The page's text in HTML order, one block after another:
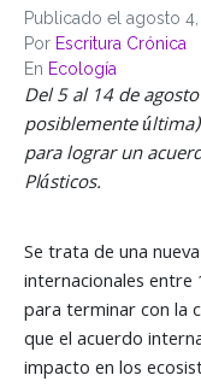
Publicado el agosto
Por Escritura Crónica
En Ecología
Del 5 al 14 de
posiblemente
para lograr un
Plásticos.
Se trata de una
internacionales
para terminar con la
que el acuerdo
impacto en los